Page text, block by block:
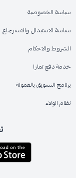
سياسة الخصوصية
سياسة الاستبدال والاسترجاع
الشروط والاحكام
خدمة دفع تمارا
برنامج التسويق بالعمولة
نظام الولاء